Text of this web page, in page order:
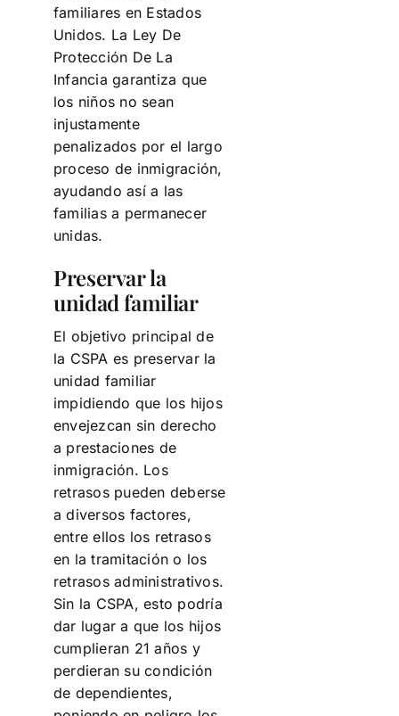
familiares en Estados
Unidos. La Ley De
Protección De La
Infancia garantiza que
los niños no sean
injustamente
penalizados por el largo
proceso de inmigración,
ayudando así a las
familias a permanecer
unidas.
Preservar la
unidad familiar
El objetivo principal de
la CSPA es preservar la
unidad familiar
impidiendo que los hijos
envejezcan sin derecho
a prestaciones de
inmigración. Los
retrasos pueden deberse
a diversos factores,
entre ellos los retrasos
en la tramitación o los
retrasos administrativos.
Sin la CSPA, esto podría
dar lugar a que los hijos
cumplieran 21 años y
perdieran su condición
de dependientes,